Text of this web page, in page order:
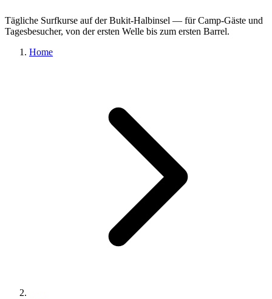
Tägliche Surfkurse auf der Bukit-Halbinsel — für Camp-Gäste und
Tagesbesucher, von der ersten Welle bis zum ersten Barrel.
Home